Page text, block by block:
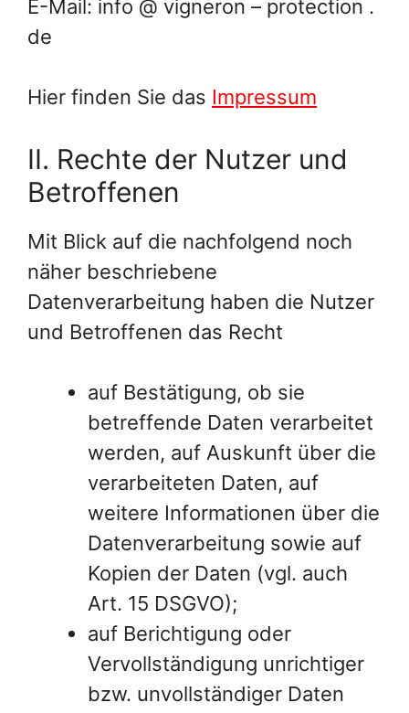
E-Mail: info @ vigneron – protection .
de
Hier finden Sie das Impressum
II. Rechte der Nutzer und
Betroffenen
Mit Blick auf die nachfolgend noch
näher beschriebene
Datenverarbeitung haben die Nutzer
und Betroffenen das Recht
auf Bestätigung, ob sie
betreffende Daten verarbeitet
werden, auf Auskunft über die
verarbeiteten Daten, auf
weitere Informationen über die
Datenverarbeitung sowie auf
Kopien der Daten (vgl. auch
Art. 15 DSGVO);
auf Berichtigung oder
Vervollständigung unrichtiger
bzw. unvollständiger Daten